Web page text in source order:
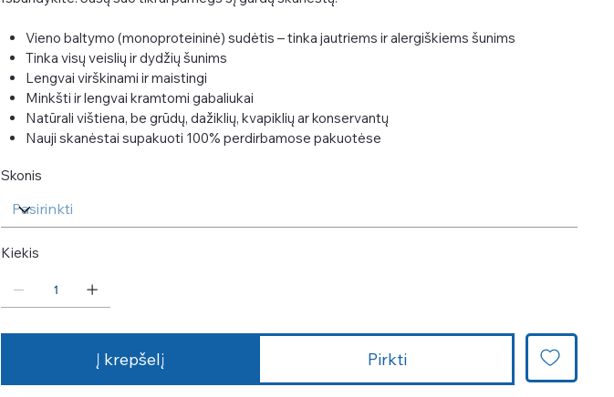
Vieno baltymo (monoproteininė) sudėtis – tinka jautriems ir alergiškiems šunims
Tinka visų veislių ir dydžių šunims
Lengvai virškinami ir maistingi
Minkšti ir lengvai kramtomi gabaliukai
Natūrali vištiena, be grūdų, dažiklių, kvapiklių ar konservantų
Nauji skanėstai supakuoti 100% perdirbamose pakuotėse
Skonis
Kiekis
Į krepšelį Pirkti